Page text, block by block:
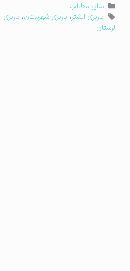
دسته‌ها
سایر مطالب
برچسب‌ها
باربری الشتر ،باربری شهرستان،باربری
لرستان